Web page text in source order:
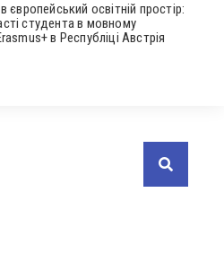
в європейський освітній простір:
студента в мовному
в Республіці Австрія